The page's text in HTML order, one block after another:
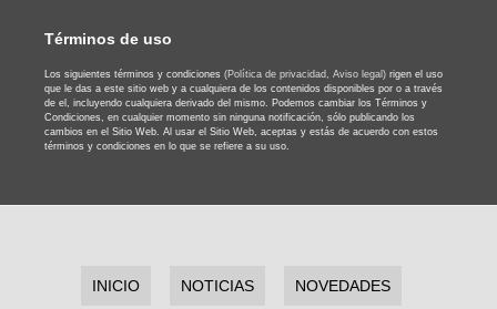
Términos de uso
Los siguientes términos y condiciones (Política de privacidad, Aviso legal) rigen el uso
que le das a este sitio web y a cualquiera de los contenidos disponibles por o a través
de el, incluyendo cualquiera derivado del mismo. Podemos cambiar los Términos y
Condiciones, en cualquier momento sin ninguna notificación, sólo publicando los
cambios en el Sitio Web. Al usar el Sitio Web, aceptas y estás de acuerdo con estos
términos y condiciones en lo que se refiere a su uso.
INICIO NOTICIAS NOVEDADES